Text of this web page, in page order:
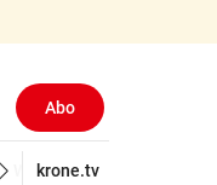
Abo
Wirtschaft
krone.tv